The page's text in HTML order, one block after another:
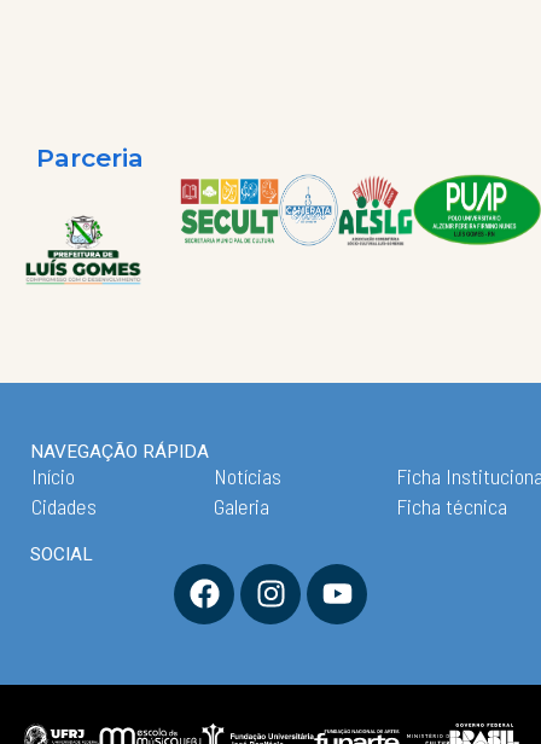
Parceria
NAVEGAÇÃO RÁPIDA
Início
Cidades
Notícias
Galeria
Ficha
Ficha técnica
SOCIAL